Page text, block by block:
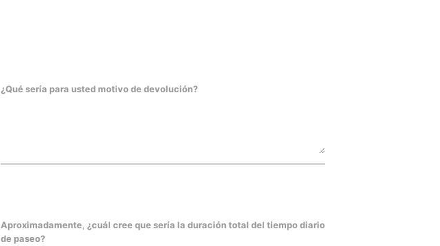
¿Qué sería para usted motivo de devolución?
Aproximadamente, ¿cuál cree que sería la duración total del tiempo diario
de paseo?